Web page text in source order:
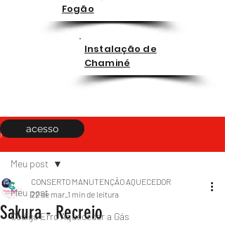
Fogão
Instalação de
Chaminé
Post
Meu post
Código Erro Aquecedor a Gás
Meu post
Sakura - Recreio
CONSERTO MANUTENÇÃO AQUECEDOR
22 de mar. 1 min de leitura
acesso